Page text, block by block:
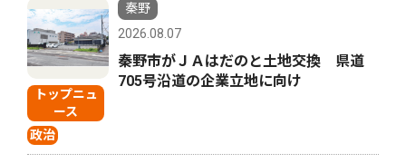
トップニュ
ース
政治
秦野
2026.08.07
秦野市がＪＡはだのと土地交換 県道
705号沿道の企業立地に向け